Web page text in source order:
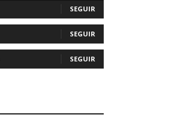
SEGUIR
SEGUIR
SEGUIR